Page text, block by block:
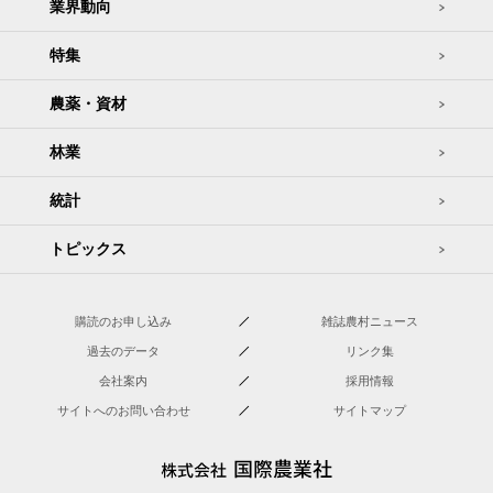
業界動向
特集
農薬・資材
林業
統計
トピックス
購読のお申し込み 雑誌農村ニュース
過去のデータ リンク集
会社案内 採用情報
サイトへのお問い合わせ サイトマップ